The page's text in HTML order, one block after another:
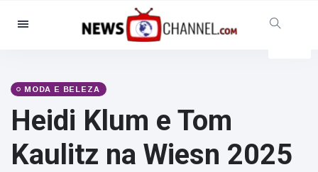
Categorias
Social & Diversão
Cinema & TV
(81)
Celebridades
(13938)
MODA E BELEZA
Heidi Klum e Tom
Kaulitz na Wiesn 2025